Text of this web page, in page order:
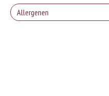
Allergenen